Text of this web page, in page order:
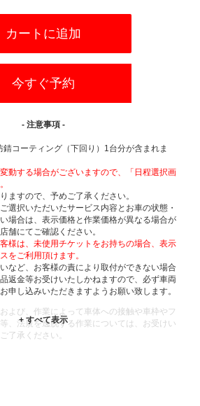
カートに追加
今すぐ予約
- 注意事項 -
コーティング（下回り）1台分が含まれま
動する場合がございますので、「日程選択画
ますので、予めご了承ください。
選択いただいたサービス内容とお車の状態・
場合は、表示価格と作業価格が異なる場合が
舗にてご確認ください。
様は、未使用チケットをお持ちの場合、表示
をご利用頂けます。
など、お客様の責により取付ができない場合
返金等お受けいたしかねますので、必ず車両
申し込みいただきますようお願い致します。
よび、作業によって車体への接触や車枠やフ
、法規を逸脱する作業については、お受けい
了承ください。